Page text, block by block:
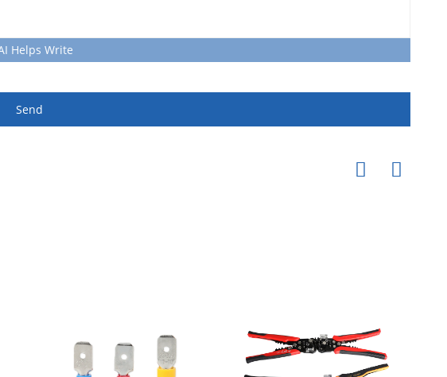
Helps Write
Send